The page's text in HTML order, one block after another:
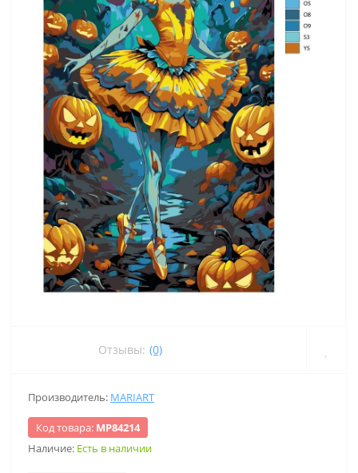
Отзывы: (0)
Производитель: MARIART
Код товара: МР84214
Наличие: Есть в наличии